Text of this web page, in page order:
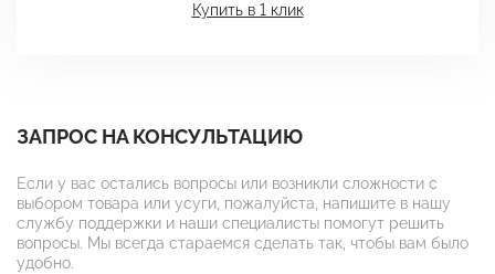
Купить в 1 клик
ЗАПРОС НА КОНСУЛЬТАЦИЮ
Если у вас остались вопросы или возникли сложности с
выбором товара или усуги, пожалуйста, напишите в нашу
службу поддержки и наши специалисты помогут решить
вопросы. Мы всегда стараемся сделать так, чтобы вам было
удобно.